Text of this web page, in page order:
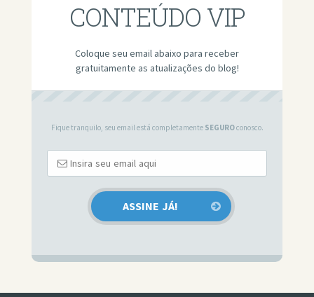
CONTEÚDO VIP
Coloque seu email abaixo para receber
gratuitamente as atualizações do blog!
Fique tranquilo, seu email está completamente SEGUROconosco.